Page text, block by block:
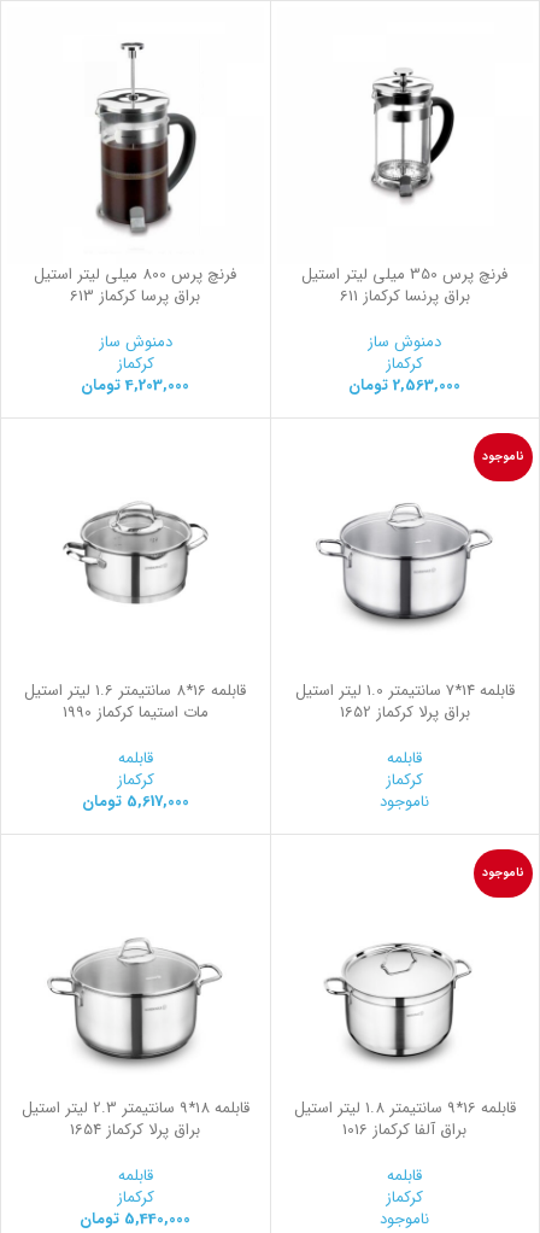
فرنچ پرس 350 میلی لیتر استیل
براق پرنسا کرکماز 611
دمنوش ساز
کرکماز
2,563,000 تومان
فرنچ پرس 800 میلی لیتر استیل
براق پرسا کرکماز 613
دمنوش ساز
کرکماز
4,203,000 تومان
ناموجود
قابلمه 14*7 سانتیمتر 1.0 لیتر استیل
براق پرلا کرکماز 1652
قابلمه
کرکماز
ناموجود
قابلمه 16*8 سانتیمتر 1.6 لیتر استیل
مات استیما کرکماز 1990
قابلمه
کرکماز
5,617,000 تومان
ناموجود
قابلمه 16*9 سانتیمتر 1.8 لیتر استیل
براق آلفا کرکماز 1016
قابلمه
کرکماز
ناموجود
قابلمه 18*9 سانتیمتر 2.3 لیتر استیل
براق پرلا کرکماز 1654
قابلمه
کرکماز
5,440,000 تومان